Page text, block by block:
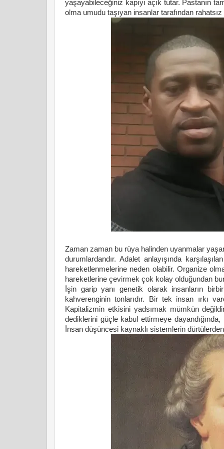
yaşayabileceğiniz kapıyı açık tutar. Pastanın
olma umudu taşıyan insanlar tarafından
Zaman zaman bu rüya halinden uyanmalar
durumlardandır. Adalet anlayışında
hareketlenmelerine neden olabilir. Organize
hareketlerine çevirmek çok kolay olduğundan
İşin garip yanı genetik olarak insanların
kahverenginin tonlarıdır. Bir tek insan ırkı
Kapitalizmin etkisini yadsımak mümkün
dediklerini güçle kabul ettirmeye
İnsan düşüncesi kaynaklı sistemlerin